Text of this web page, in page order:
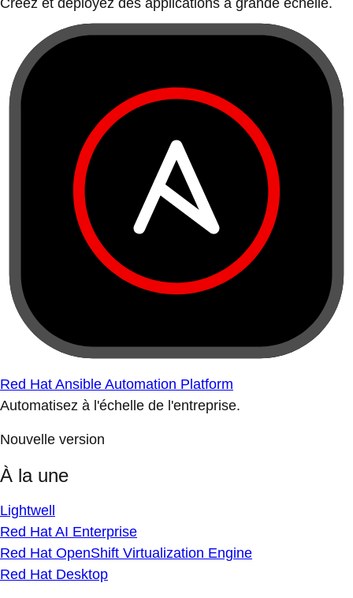
Créez et déployez des applications à grande échelle.
Red Hat Ansible Automation Platform
Automatisez à l'échelle de l'entreprise.
Nouvelle version
À la une
Lightwell
Red Hat AI Enterprise
Red Hat OpenShift Virtualization Engine
Red Hat Desktop